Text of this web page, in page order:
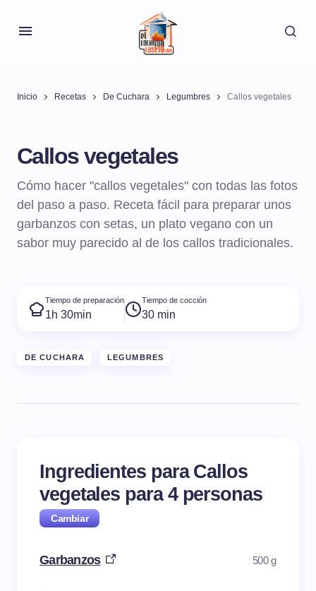
Inicio Recetas De Cuchara Legumbres Callos vegetales
Callos vegetales
Cómo hacer "callos vegetales" con todas las fotos
del paso a paso. Receta fácil para preparar unos
garbanzos con setas, un plato vegano con un
sabor muy parecido al de los callos tradicionales.
Tiempo de preparación
1h 30min
Tiempo de cocción
30 min
DE CUCHARA LEGUMBRES
Ingredientes para Callos
vegetales para4 personas
Garbanzos 500 g